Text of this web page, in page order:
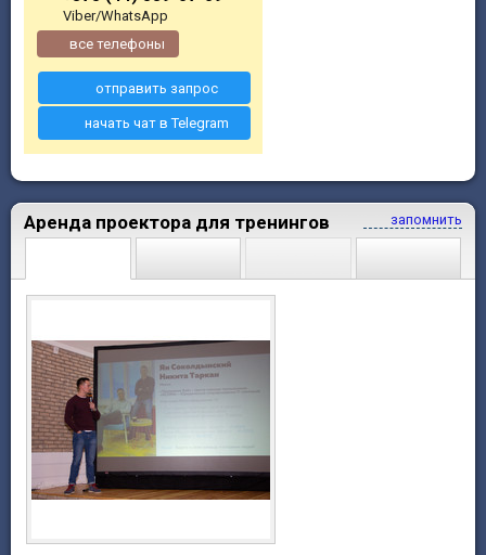
Viber/WhatsApp
все телефоны
отправить запрос
начать чат в Telegram
запомнить
Аренда проектора для тренингов